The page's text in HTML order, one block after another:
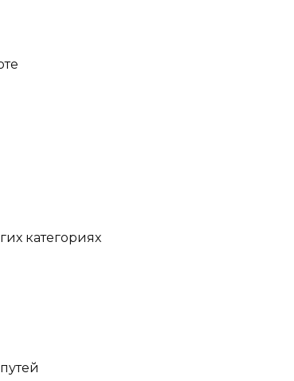
категориях